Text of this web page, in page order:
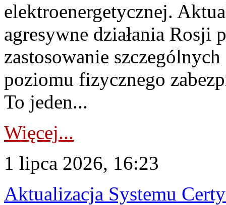
elektroenergetycznej.
agresywne działania Rosji
zastosowanie
poziomu fizycznego
To jeden...
Więcej...
1 lipca 2026, 16:23
Aktualizacja Systemu